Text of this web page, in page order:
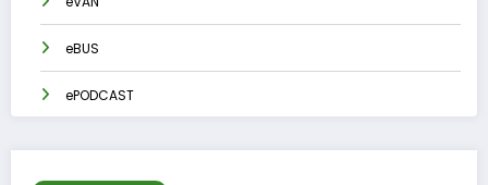
eBUS
ePODCAST